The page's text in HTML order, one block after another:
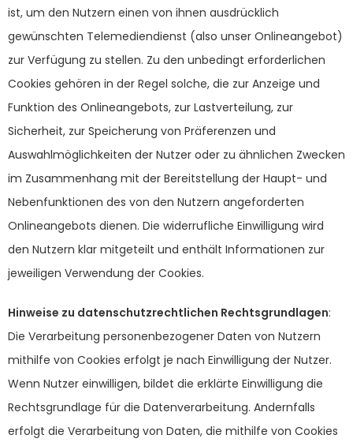
ist, um den Nutzern einen von ihnen ausdrücklich
gewünschten Telemediendienst (also unser Onlineangebot)
zur Verfügung zu stellen. Zu den unbedingt erforderlichen
Cookies gehören in der Regel solche, die zur Anzeige und
Funktion des Onlineangebots, zur Lastverteilung, zur
Sicherheit, zur Speicherung von Präferenzen und
Auswahlmöglichkeiten der Nutzer oder zu ähnlichen Zwecken
im Zusammenhang mit der Bereitstellung der Haupt- und
Nebenfunktionen des von den Nutzern angeforderten
Onlineangebots dienen. Die widerrufliche Einwilligung wird
den Nutzern klar mitgeteilt und enthält Informationen zur
jeweiligen Verwendung der Cookies.
Hinweise zu datenschutzrechtlichen Rechtsgrundlagen:
Die Verarbeitung personenbezogener Daten von Nutzern
mithilfe von Cookies erfolgt je nach Einwilligung der Nutzer.
Wenn Nutzer einwilligen, bildet die erklärte Einwilligung die
Rechtsgrundlage für die Datenverarbeitung. Andernfalls
erfolgt die Verarbeitung von Daten, die mithilfe von Cookies